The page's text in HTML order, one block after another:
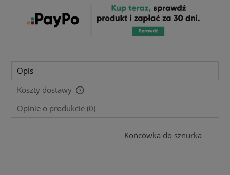
Opis
Koszty dostawy
Cena nie zawiera ewentualnych kosztów płatności
Opinie o produkcie (0)
Końcówka do sznurka